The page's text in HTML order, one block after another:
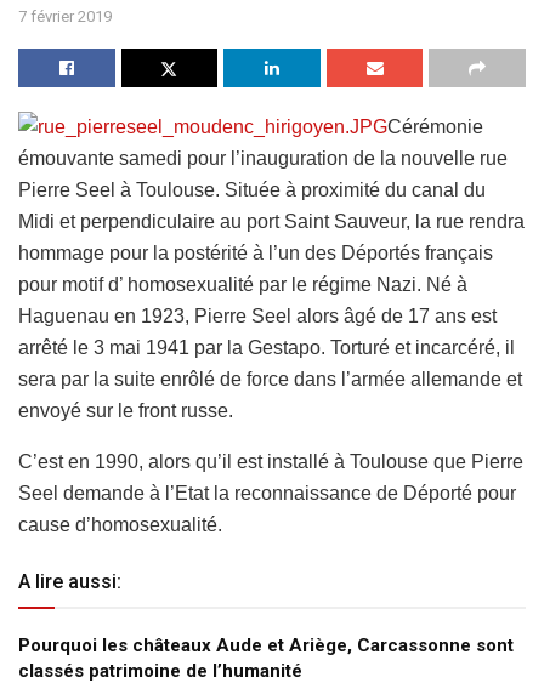
7 février 2019
Cérémonie
émouvante samedi pour l’inauguration de la nouvelle rue
Pierre Seel à Toulouse. Située à proximité du canal du
Midi et perpendiculaire au port Saint Sauveur, la rue rendra
hommage pour la postérité à l’un des Déportés français
pour motif d’ homosexualité par le régime Nazi. Né à
Haguenau en 1923, Pierre Seel alors âgé de 17 ans est
arrêté le 3 mai 1941 par la Gestapo. Torturé et incarcéré, il
sera par la suite enrôlé de force dans l’armée allemande et
envoyé sur le front russe.
C’est en 1990, alors qu’il est installé à Toulouse que Pierre
Seel demande à l’Etat la reconnaissance de Déporté pour
cause d’homosexualité.
A lire aussi:
Pourquoi les châteaux Aude et Ariège, Carcassonne sont
classés patrimoine de l’humanité